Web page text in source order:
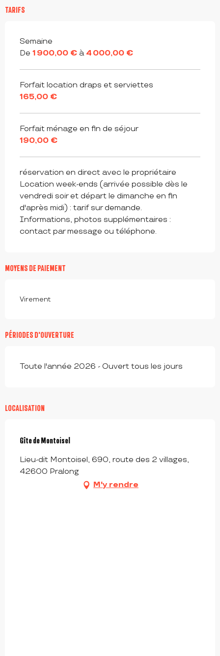
TARIFS
Tarifs 2026
Semaine
De 1 900,00 € à 4 000,00 €
Forfait location draps et serviettes
165,00 €
Forfait ménage en fin de séjour
190,00 €
réservation en direct avec le propriétaire
Location week-ends (arrivée possible dès le
vendredi soir et départ le dimanche en fin
d'après midi) : tarif sur demande.
Informations, photos supplémentaires :
contact par message ou téléphone.
MOYENS DE PAIEMENT
Virement
PÉRIODES D'OUVERTURE
Toute l'année 2026 - Ouvert tous les jours
LOCALISATION
Gîte de Montoisel
Lieu-dit Montoisel, 690, route des 2 villages,
42600 Pralong
M'y rendre